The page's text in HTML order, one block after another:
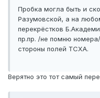
Пробка могла быть и
Разумовской, а на
перекрёстков
пр.пр. /не помню
стороны полей ТСХА.
Верятно это тот самый